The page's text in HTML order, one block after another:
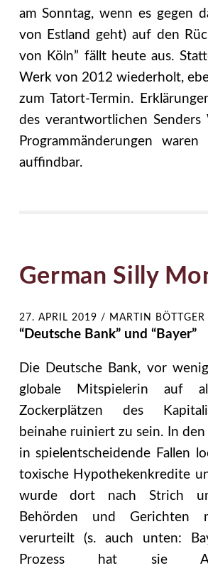
am Sonntag, wenn es gegen
von Estland geht) auf den
von Köln” fällt heute aus.
Werk von 2012 wiederholt,
zum Tatort-Termin.
des verantwortlichen Senders
Programmänderungen
auffindbar.
German Silly
27. APRIL 2019 / MARTIN BÖTTGER
“Deutsche Bank” und “Bayer”
Die Deutsche Bank, vor
globale Mitspielerin auf
Zockerplätzen des
beinahe ruiniert zu sein. In den
in spielentscheidende Fallen
toxische Hypothekenkredite
wurde dort nach Strich
Behörden und Gerichten
verurteilt (s. auch unten:
Prozess hat sie